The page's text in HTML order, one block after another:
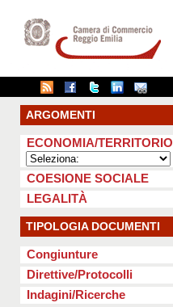
ARGOMENTI
ECONOMIA/TERRITORIO
COESIONE SOCIALE
LEGALITÀ
TIPOLOGIA DOCUMENTI
Congiunture
Direttive/Protocolli
Indagini/Ricerche